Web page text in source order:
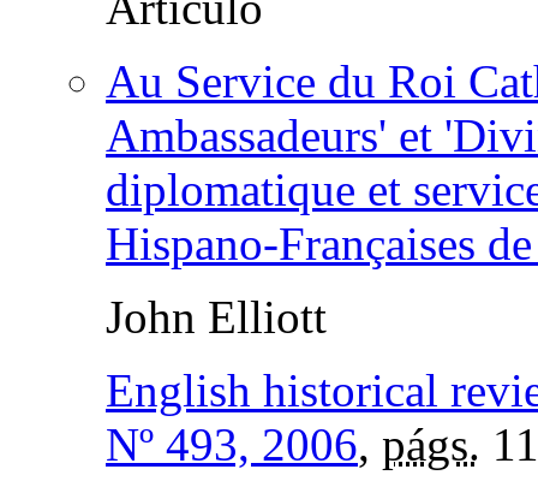
Au Service du Roi
Ambassadeurs' et
diplomatique et
Hispano-Françaises
John Elliott
English historical
Nº 493, 2006, págs.